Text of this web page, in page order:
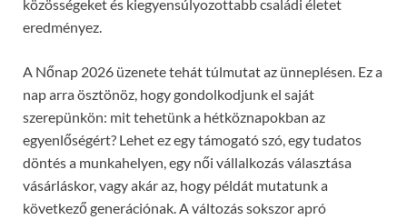
közösségeket és kiegyensúlyozottabb családi életet
eredményez.
A Nőnap 2026 üzenete tehát túlmutat az ünneplésen. Ez a
nap arra ösztönöz, hogy gondolkodjunk el saját
szerepünkön: mit tehetünk a hétköznapokban az
egyenlőségért? Lehet ez egy támogató szó, egy tudatos
döntés a munkahelyen, egy női vállalkozás választása
vásárláskor, vagy akár az, hogy példát mutatunk a
következő generációnak. A változás sokszor apró